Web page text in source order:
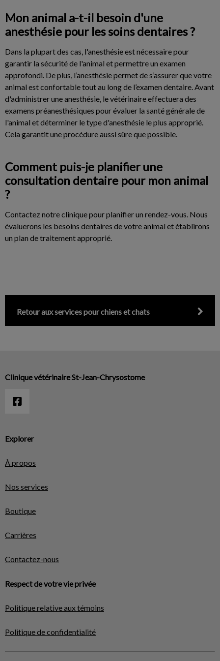
Mon animal a-t-il besoin d'une
anesthésie pour les soins dentaires ?
Dans la plupart des cas, l'anesthésie est nécessaire pour
garantir la sécurité de l'animal et permettre un examen
approfondi. De plus, l’anesthésie permet de s’assurer que votre
animal est confortable tout au long de l’examen dentaire. Avant
d'administrer une anesthésie, le vétérinaire effectuera des
examens préanesthésiques pour évaluer la santé générale de
l'animal et déterminer le type d'anesthésie le plus approprié.
Cela garantit une procédure aussi sûre que possible.
Comment puis-je planifier une
consultation dentaire pour mon animal
?
Contactez notre clinique pour planifier un rendez-vous. Nous
évaluerons les besoins dentaires de votre animal et établirons
un plan de traitement approprié.
Retour aux services pour chiens et chats
Explorer
À propos
Nos services
Boutique
Carrières
Contactez-nous
Respect de votre vie privée
Politique relative aux témoins
Politique de confidentialité
Clinique vétérinaire St-Jean-Chrysostome